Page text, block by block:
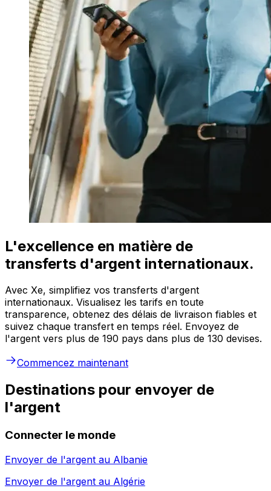
L'excellence en matière de
transferts d'argent internationaux.
Avec Xe, simplifiez vos transferts d'argent
internationaux. Visualisez les tarifs en toute
transparence, obtenez des délais de livraison fiables et
suivez chaque transfert en temps réel. Envoyez de
l'argent vers plus de 190 pays dans plus de 130 devises.
Commencez maintenant
Destinations pour envoyer de
l'argent
Connecter le monde
Envoyer de l'argent au Albanie
Envoyer de l'argent au Algérie